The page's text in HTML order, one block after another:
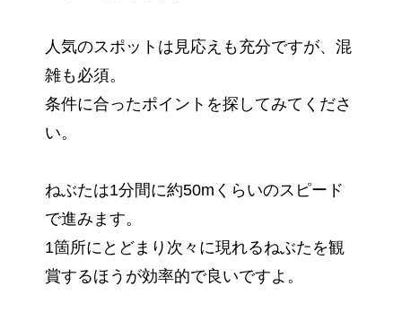
人気のスポットは見応えも充分ですが、混
雑も必須。
条件に合ったポイントを探してみてくださ
い。
ねぶたは1分間に約50mくらいのスピード
で進みます。
1箇所にとどまり次々に現れるねぶたを観
賞するほうが効率的で良いですよ。